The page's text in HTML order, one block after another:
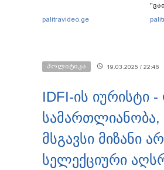
palitravideo.ge
პოლიტიკა 19.03.2025 / 22:46
IDFI-ის იურისტი
სამართლიანობა,
მსგავსი მიზანი
სელექციური